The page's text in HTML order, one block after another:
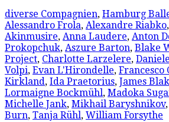
diverse Compagnien, Hamburg
Alessandro Frola, Alexandre Riabko,
Akinmusire, Anna Laudere, Anton
Prokopchuk, Aszure Barton, Blake
Project, Charlotte Larzelere,
Volpi, Evan L'Hirondelle, Francesco
Kirkland, Ida Praetorius, James
Lormaigne Bockmühl, Madoka
Michelle Jank, Mikhail Baryshnikov,
Burn, Tanja Rühl, William Forsythe